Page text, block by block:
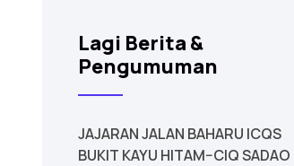
Lagi Berita &
Pengumuman
JAJARAN JALAN BAHARU ICQS
BUKIT KAYU HITAM–CIQ SADAO